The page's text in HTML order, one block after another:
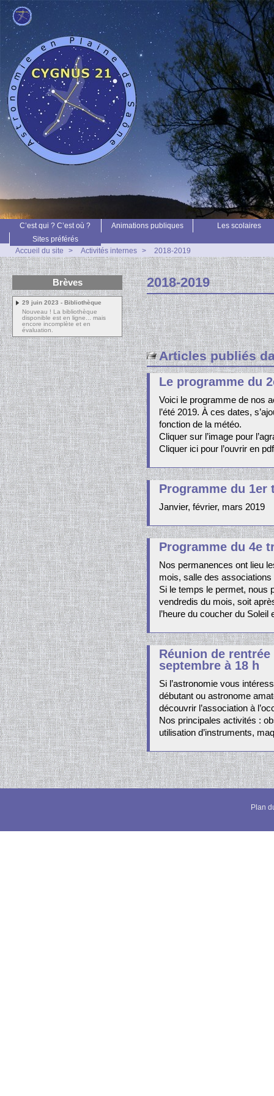
C’est qui ? C’est où ? Animations publiques
Les scolaires
Sites préférés
Accueil du site
> Activités internes > 2018-2019
2018-2019
Articles publiés
Le programme du
Voici le programme de nos
l’été 2019. À ces dates,
fonction de la météo.
Cliquer sur l’image pour
Cliquer ici pour l’ouvrir en
Programme du 1er
Janvier, février, mars 2019
Programme du 4e
Nos permanences ont lieu
mois, salle des associations
Si le temps le permet, nous
vendredis du mois, soit
l’heure du coucher du
Réunion de
septembre à 18 h
Si l’astronomie vous
débutant ou astronome
découvrir l’association à
Nos principales activités :
utilisation d’instruments,
Brèves
29 juin 2023 - Bibliothèque
Nouveau ! La bibliothèque
disponible est en ligne... mais
encore incomplète et en
évaluation.
Plan